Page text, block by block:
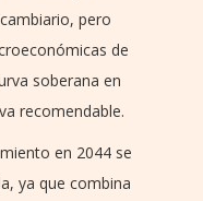
pero
de
soberana en
recomendable.
en 2044 se
ya que combina